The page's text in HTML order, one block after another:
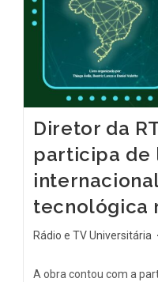
Diretor da
participa de
tecnológica
Rádio e TV Universitária
A obra contou com a